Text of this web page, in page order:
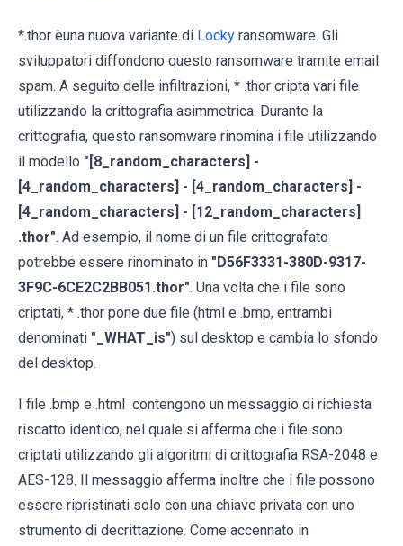
*.thor èuna nuova variante di Locky ransomware. Gli
sviluppatori diffondono questo ransomware tramite email
spam. A seguito delle infiltrazioni, * .thor cripta vari file
utilizzando la crittografia asimmetrica. Durante la
crittografia, questo ransomware rinomina i file utilizzando
il modello "[8_random_characters] -
[4_random_characters] - [4_random_characters] -
[4_random_characters] - [12_random_characters]
.thor". Ad esempio, il nome di un file crittografato
potrebbe essere rinominato in "D56F3331-380D-9317-
3F9C-6CE2C2BB051.thor". Una volta che i file sono
criptati, * .thor pone due file (html e .bmp, entrambi
denominati "_WHAT_is") sul desktop e cambia lo sfondo
del desktop.
I file .bmp e .html contengono un messaggio di richiesta
riscatto identico, nel quale si afferma che i file sono
criptati utilizzando gli algoritmi di crittografia RSA-2048 e
AES-128. Il messaggio afferma inoltre che i file possono
essere ripristinati solo con una chiave privata con uno
strumento di decrittazione. Come accennato in